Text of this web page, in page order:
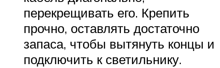
перекрещивать его. Крепить
прочно, оставлять достаточно
запаса, чтобы вытянуть концы и
подключить к светильнику.